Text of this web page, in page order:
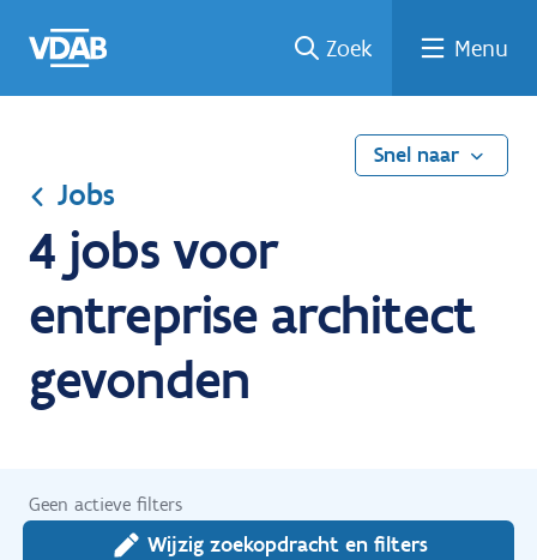
naar
een
een
job
naar
Zoek Menu
Snel naar
Jobs
4 jobs voor
entreprise architect
gevonden
Geen actieve filters
Wijzig zoekopdracht en filters